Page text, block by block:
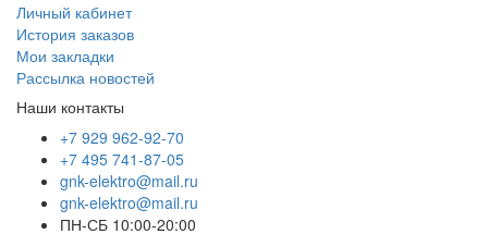
Личный кабинет
История заказов
Мои закладки
Рассылка новостей
Наши контакты
+7 929 962-92-70
+7 495 741-87-05
gnk-elektro@mail.ru
gnk-elektro@mail.ru
ПН-СБ 10:00-20:00